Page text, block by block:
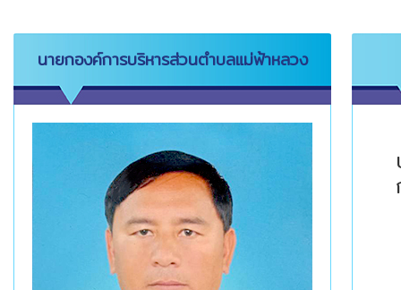
นายกองค์การบริหารส่วนตำบลแม่ฟ้าหลวง